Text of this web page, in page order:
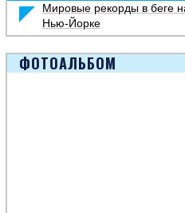
Мировые рекорды в беге
Нью-Йорке
ФОТОАЛЬБОМ